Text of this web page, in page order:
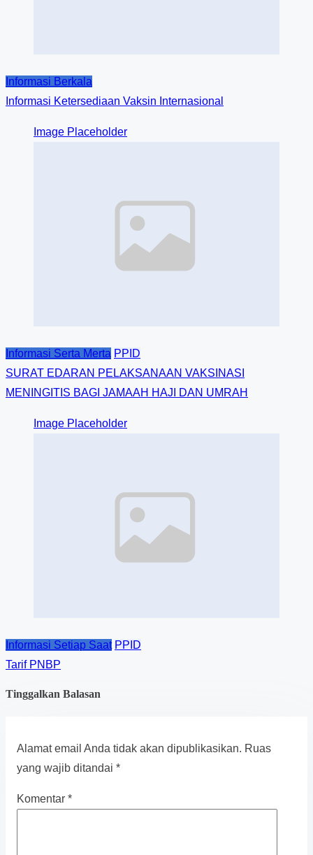
Informasi Berkala
Informasi Ketersediaan Vaksin Internasional
Image Placeholder
Informasi Serta Merta PPID
SURAT EDARAN PELAKSANAAN VAKSINASI
MENINGITIS BAGI JAMAAH HAJI DAN UMRAH
Image Placeholder
Informasi Setiap Saat PPID
Tarif PNBP
Tinggalkan Balasan
Alamat email Anda tidak akan dipublikasikan. Ruas
yang wajib ditandai *
Komentar *